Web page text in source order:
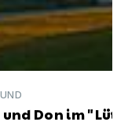
Don im